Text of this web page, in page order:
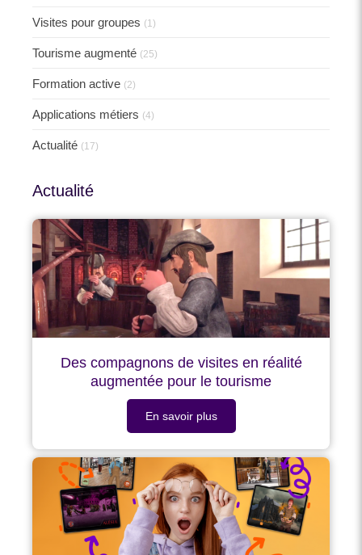
Visites pour groupes (1)
Tourisme augmenté (25)
Formation active (2)
Applications métiers (4)
Actualité (17)
Actualité
Des compagnons de visites en réalité
augmentée pour le tourisme
En savoir plus